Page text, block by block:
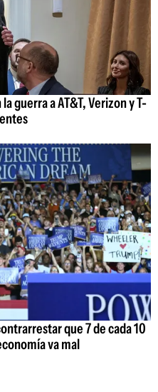
guerra a AT&T, Verizon y T-
que 7 de cada 10
va mal